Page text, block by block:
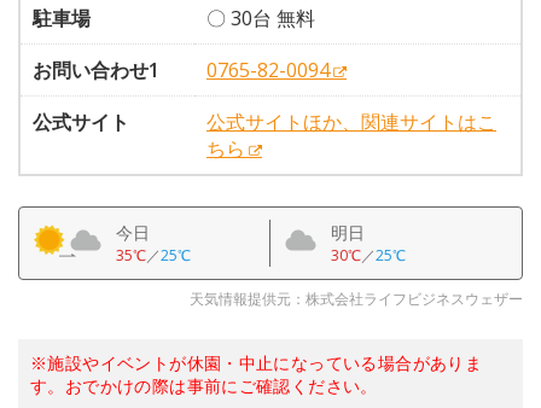
駐車場
〇 30台 無料
お問い合わせ1
0765-82-0094
公式サイト
公式サイトほか、関連サイトはこ
ちら
今日
35℃／25℃
明日
30℃／25℃
天気情報提供元：株式会社ライフビジネスウェザー
※施設やイベントが休園・中止になっている場合がありま
す。おでかけの際は事前にご確認ください。